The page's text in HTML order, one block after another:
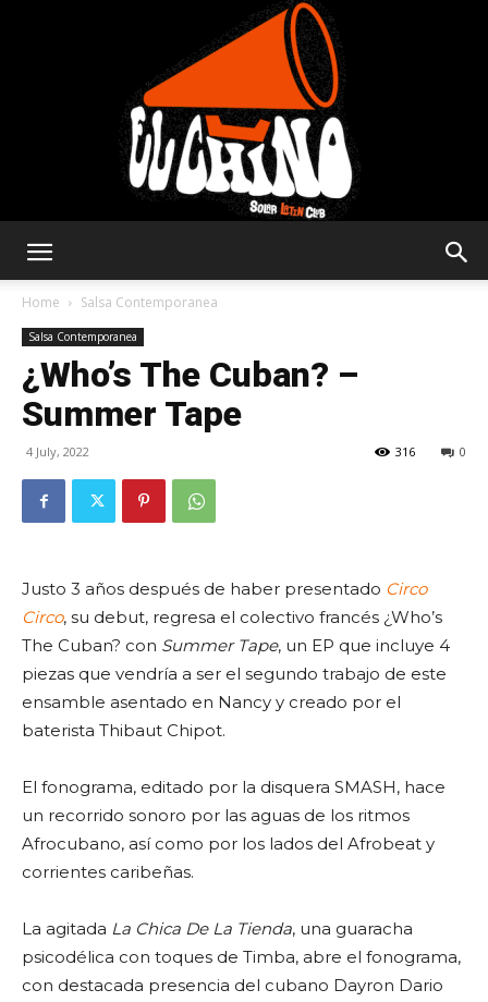
Latin
Home Salsa Contemporanea
Salsa Contemporanea
¿Who’s The Cuban? –
Summer Tape
4 July, 2022 0
316
Justo 3 años después de haber presentado Circo
Circo, su debut, regresa el colectivo francés ¿Who’s
The Cuban? con Summer Tape, un EP que incluye 4
piezas que vendría a ser el segundo trabajo de este
ensamble asentado en Nancy y creado por el
baterista Thibaut Chipot.
El fonograma, editado por la disquera SMASH, hace
un recorrido sonoro por las aguas de los ritmos
Afrocubano, así como por los lados del Afrobeat y
corrientes caribeñas.
La agitada La Chica De La Tienda, una guaracha
psicodélica con toques de Timba, abre el fonograma,
con destacada presencia del cubano Dayron Dario